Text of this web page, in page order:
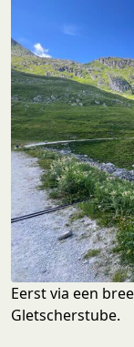
Eerst via een
Gletscherstube.